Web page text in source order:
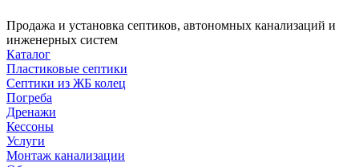
Продажа и установка септиков, автономных канализаций и
инженерных систем
Каталог
Пластиковые септики
Септики из ЖБ колец
Погреба
Дренажи
Кессоны
Услуги
Монтаж канализации